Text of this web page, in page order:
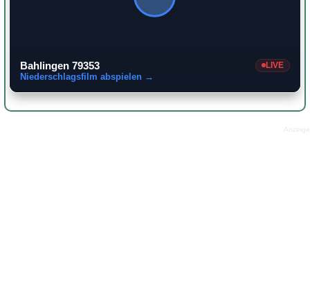
Bahlingen 79353 LIVE
Niederschlagsfilm abspielen →